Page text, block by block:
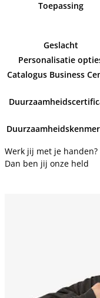
Toepassing
Geslacht
Personalisatie
Catalogus Business
Werk jij met je handen?
Dan ben jij onze held